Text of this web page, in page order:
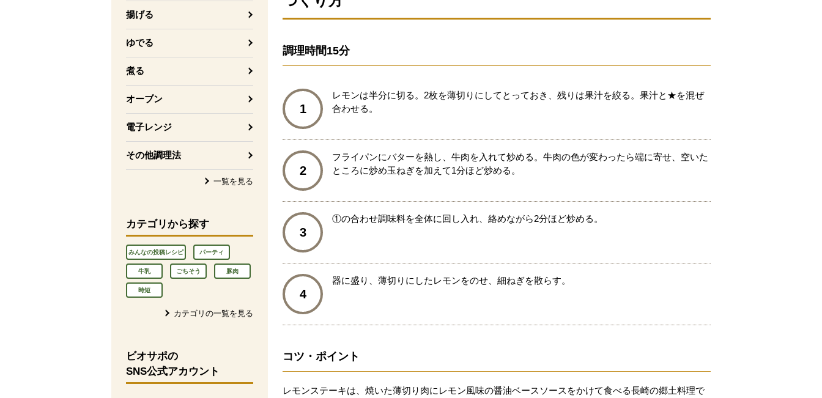
揚げる
ゆでる
煮る
オーブン
電子レンジ
その他調理法
一覧を見る
カテゴリから探す
みんなの投稿レシピ パーティ
牛乳 ごちそう 豚肉
時短
カテゴリの一覧を見る
ビオサポの
SNS公式アカウント
調理時間15分
1
レモンは半分に切る。2枚を薄切りにしてとっておき、残りは果汁を絞る。果汁と★を混ぜ
合わせる。
2
フライパンにバターを熱し、牛肉を入れて炒める。牛肉の色が変わったら端に寄せ、空いた
ところに炒め玉ねぎを加えて1分ほど炒める。
3
①の合わせ調味料を全体に回し入れ、絡めながら2分ほど炒める。
4
器に盛り、薄切りにしたレモンをのせ、細ねぎを散らす。
コツ・ポイント
レモンステーキは、焼いた薄切り肉にレモン風味の醤油ベースソースをかけて食べる長崎の郷土料理で